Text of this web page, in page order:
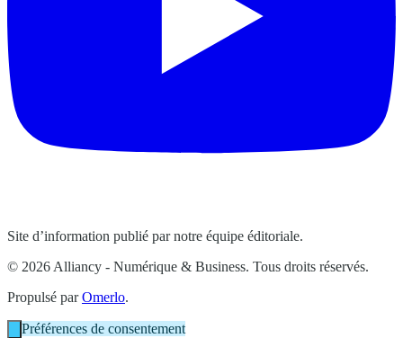
Site d’information publié par notre équipe éditoriale.
© 2026 Alliancy - Numérique & Business. Tous droits réservés.
Propulsé parOmerlo.
Préférences de consentement